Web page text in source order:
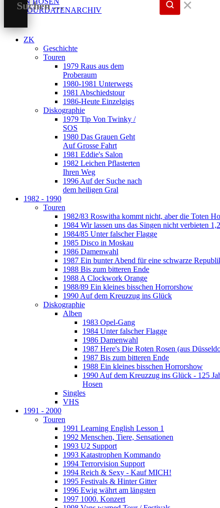
DAS TOURDATENARCHIV
✕
ZK
Geschichte
Touren
1979 Raus aus dem
Proberaum
1980-1981 Unterwegs
1981 Abschiedstour
1986-Heute Einzelgigs
Diskographie
1979 Tip Von Twinky /
SOS
1980 Das Grauen Geht
Auf Grosse Fahrt
1981 Eddie's Salon
1982 Leichen Pflasterten
Ihren Weg
1996 Auf der Suche nach
dem heiligen Gral
1982 - 1990
Touren
1982/83 Roswitha kommt nicht, aber die Toten
1984 Wir lassen uns das Singen nicht verbieten
1984/85 Unter falscher Flagge
1985 Disco in Moskau
1986 Damenwahl
1987 Ein bunter Abend für eine schwarze
1988 Bis zum bitteren Ende
1988 A Clockwork Orange
1988/89 Ein kleines bisschen Horrorshow
1990 Auf dem Kreuzzug ins Glück
Diskographie
Alben
1983 Opel-Gang
1984 Unter falscher Flagge
1986 Damenwahl
1987 Here's Die Roten Rosen (aus
1987 Bis zum bitteren Ende
1988 Ein kleines bisschen Horrorshow
1990 Auf dem Kreuzzug ins Glück - 125
Hosen
Singles
VHS
1991 - 2000
Touren
1991 Learning English Lesson 1
1992 Menschen, Tiere, Sensationen
1993 U2 Support
1993 Katastrophen Kommando
1994 Terrorvision Support
1994 Reich & Sexy - Kauf MICH!
1995 Festivals & Hinter Gitter
1996 Ewig währt am längsten
1997 1000. Konzert